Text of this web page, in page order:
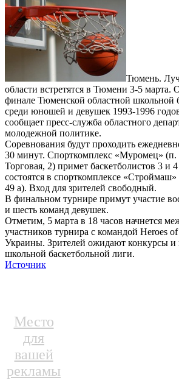
Тюмень.
области встретятся в Тюмени 3-5 марта.
финале Тюменской областной школьной
среди юношей и девушек 1993-1996
сообщает пресс-служба областного
молодежной политике.
Соревнования будут проходить
30 минут. Спорткомплекс «Муромец» (п.
Торговая, 2) примет баскетболистов 3 и
состоятся в спорткомплексе
49 а). Вход для зрителей свободный.
В финальном турнире примут участие
и шесть команд девушек.
Отметим, 5 марта в 18 часов начнется
участников турнира с командой Heroes
Украины. Зрителей ожидают конкурсы и
школьной баскетбольной лиги.
Источник
Место
для
вашей
рекламы